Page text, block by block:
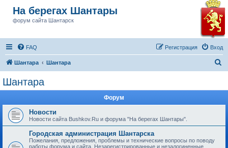
На берегах Шантары
форум сайта Шантарск
FAQ Вход
Регистрация
Шантара Шантара
Шантара
Форум
Новости
Новости сайта Bushkov.Ru и форума "На берегах Шантары".
Городская администрация Шантарска
Пожелания, предложения, проблемы и технические вопросы по поводу
работы форума и сайта. Незарегистрированные и незалогиненные